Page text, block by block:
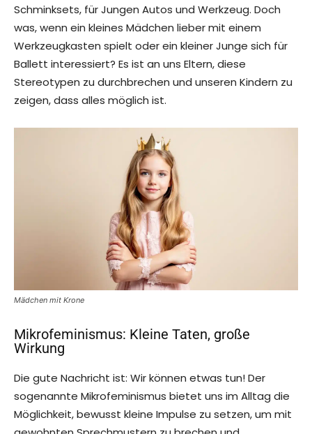
Schminksets, für Jungen Autos und Werkzeug. Doch
was, wenn ein kleines Mädchen lieber mit einem
Werkzeugkasten spielt oder ein kleiner Junge sich für
Ballett interessiert? Es ist an uns Eltern, diese
Stereotypen zu durchbrechen und unseren Kindern zu
zeigen, dass alles möglich ist.
Mädchen mit Krone
Mikrofeminismus: Kleine Taten, große
Wirkung
Die gute Nachricht ist: Wir können etwas tun! Der
sogenannte Mikrofeminismus bietet uns im Alltag die
Möglichkeit, bewusst kleine Impulse zu setzen, um mit